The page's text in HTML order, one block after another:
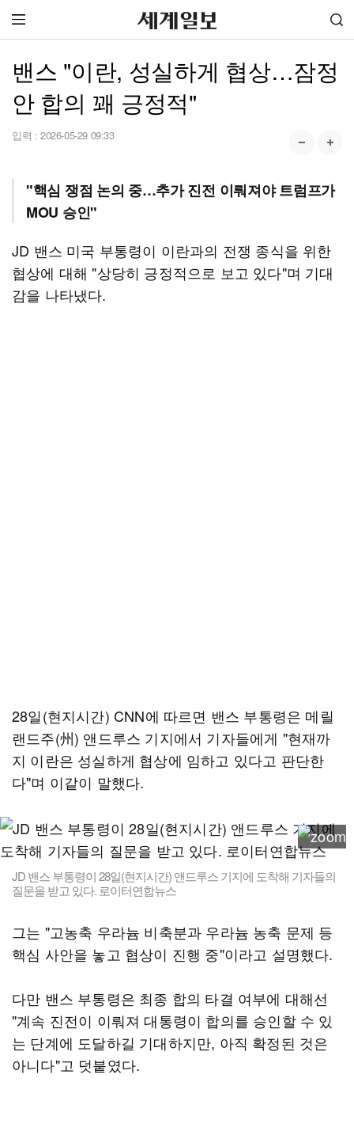
밴스 "이란, 성실하게 협상…잠정
안 합의 꽤 긍정적"
입력 : 2026-05-29 09:33
"핵심 쟁점 논의 중…추가 진전 이뤄져야 트럼프가
MOU 승인"
JD 밴스 미국 부통령이 이란과의 전쟁 종식을 위한
협상에 대해 "상당히 긍정적으로 보고 있다"며 기대
감을 나타냈다.
28일(현지시간) CNN에 따르면 밴스 부통령은 메릴
랜드주(州) 앤드루스 기지에서 기자들에게 "현재까
지 이란은 성실하게 협상에 임하고 있다고 판단한
다"며 이같이 말했다.
JD 밴스 부통령이 28일(현지시간) 앤드루스 기지에 도착해 기자들의
질문을 받고 있다. 로이터연합뉴스
그는 "고농축 우라늄 비축분과 우라늄 농축 문제 등
핵심 사안을 놓고 협상이 진행 중"이라고 설명했다.
다만 밴스 부통령은 최종 합의 타결 여부에 대해선
"계속 진전이 이뤄져 대통령이 합의를 승인할 수 있
는 단계에 도달하길 기대하지만, 아직 확정된 것은
아니다"고 덧붙였다.